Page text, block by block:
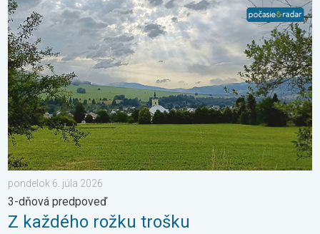
Z každého rožku trošku. 3-dňová predpoveď. . . pondelok 6.
pondelok 6. júla 2026
3-dňová predpoveď
Z každého rožku trošku